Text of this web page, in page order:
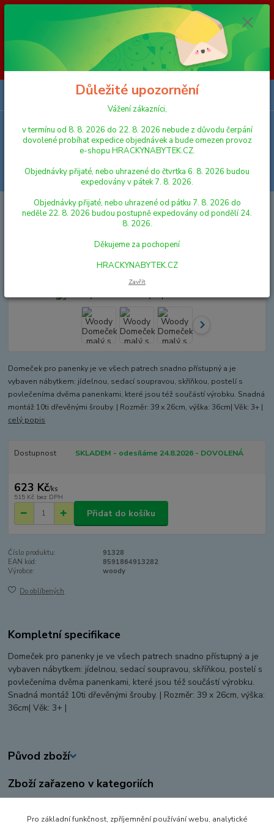
Vážení zákazníci, v termínu od 8. 8. 2026 do 23. 8. 2026 nebude z
důvodu čerpání dovolené probíhat expedice objednávek a bude omezen
provoz e-shopu HRACKYNABYTEK.CZ. Objednávky přijaté, nebo
uhrazené do čtvrtka 6. 8. 2026 budou expedovány v pátek 7. 8. 2026.
Objednávky přijaté, nebo uhrazené od pátku 7. 8. 2026 do neděle 23. 8.
2026 budou postupně expedovány od pondělí 24. 8. 2026. Děkujeme za
pochopení HRACKYNABYTEK.CZ
Menu
Hledat
PANENKY, DOPLŇKY K PANENKÁM
DOMEČKY PRO PANENKY
Woody Domeček malý s příslušenstvím
Woody Domeček malý s
příslušenstvím
Domeček pro panenky je ve všech patrech snadno přístupný a je
vybaven nábytkem: jídelnou, sedací soupravou, skříňkou, postelí s
povlečeníma dvěma panenkami, které jsou též součástí výrobku. Snadná
montáž 10ti dřevěnými šrouby. | Rozměr: 39 x 26cm, výška: 36cm| Věk: 3+ |
celý popis
Dostupnost SKLADEM - odesíláme 24.8.2026 - DOVOLENÁ
623 Kč/ks
515 Kč bez DPH
Přidat do košíku
Číslo produktu:
91328
EAN kód:
8591864913282
Výrobce:
woody
Do oblíbených
Kompletní specifikace
Domeček pro panenky je ve všech patrech snadno přístupný a je
vybaven nábytkem: jídelnou, sedací soupravou, skříňkou, postelí s
povlečeníma dvěma panenkami, které jsou též součástí výrobku.
Snadná montáž 10ti dřevěnými šrouby. | Rozměr: 39 x 26cm, výška:
36cm| Věk: 3+ |
Původ zboží
Zboží zařazeno v kategoriích
Důležité upozornění
Vážení zákazníci,
v termínu od 8. 8. 2026 do 22. 8. 2026 nebude z důvodu čerpání
dovolené probíhat expedice objednávek a bude omezen provoz
e-shopu HRACKYNABYTEK.CZ.
Objednávky přijaté, nebo uhrazené do čtvrtka 6. 8. 2026 budou
expedovány v pátek 7. 8. 2026.
Objednávky přijaté, nebo uhrazené od pátku 7. 8. 2026 do
neděle 22. 8. 2026 budou postupně expedovány od pondělí 24.
8. 2026.
Děkujeme za pochopení
HRACKYNABYTEK.CZ
Zavřít
Pro základní funkčnost, zpříjemnění používání webu, analytické